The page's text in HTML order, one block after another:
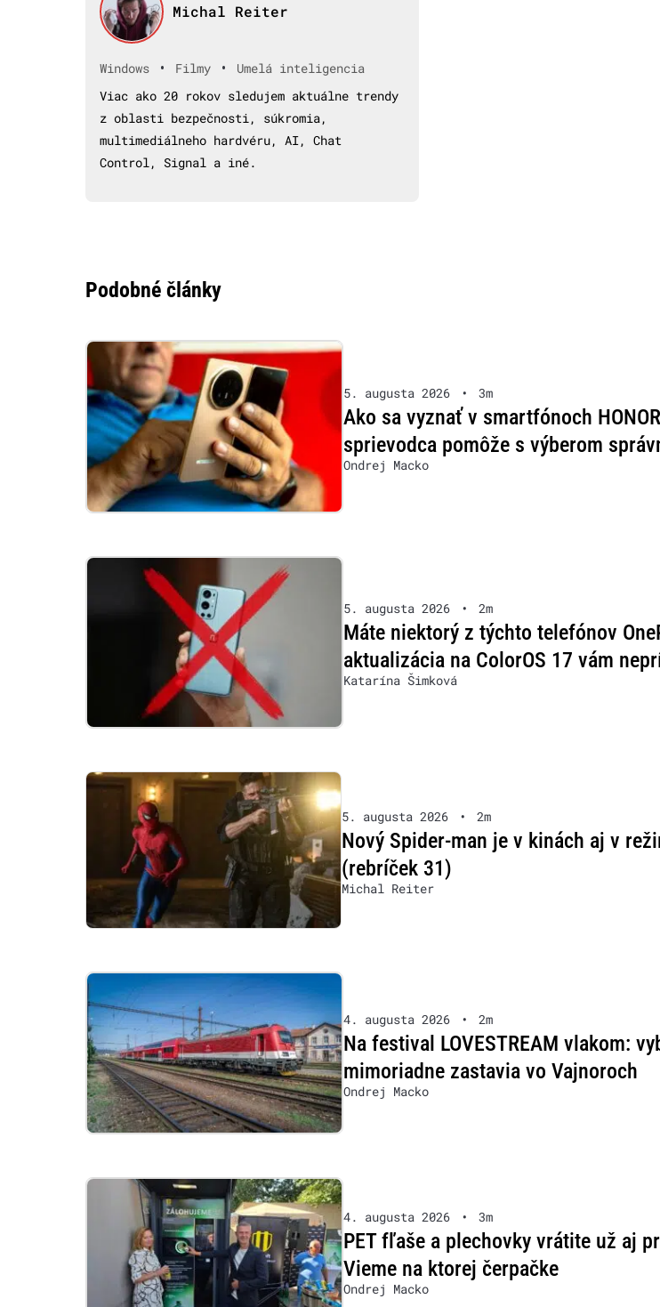
Michal Reiter
Windows • Filmy •
Umelá inteligencia
Viac ako 20 rokov sledujem aktuálne trendy
z oblasti bezpečnosti, súkromia,
multimediálneho hardvéru, AI, Chat
Control, Signal a iné.
Podobné články
5. augusta 2026 • 3m
Ako sa vyznať v smartfónoch
sprievodca pomôže s výberom
Ondrej Macko
5. augusta 2026 • 2m
Máte niektorý z týchto telefónov
aktualizácia na ColorOS 17 vám
Katarína Šimková
5. augusta 2026 • 2m
Nový Spider-man je v kinách aj v
(rebríček 31)
Michal Reiter
4. augusta 2026 • 2m
Na festival LOVESTREAM vlakom:
mimoriadne zastavia vo Vajnoroch
Ondrej Macko
4. augusta 2026 • 3m
PET fľaše a plechovky vrátite už aj
Vieme na ktorej čerpačke
Ondrej Macko